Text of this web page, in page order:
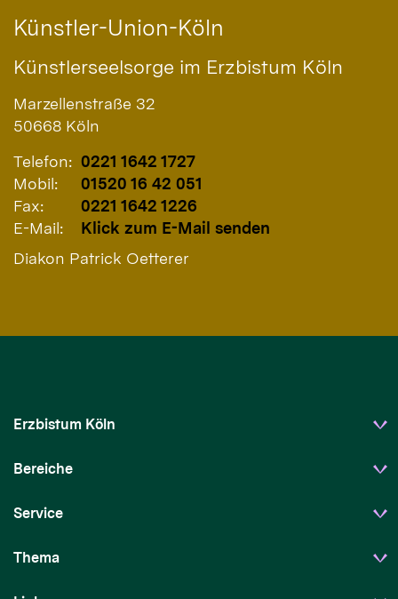
Künstler-Union-Köln
Künstlerseelsorge im Erzbistum Köln
Marzellenstraße 32
50668 Köln
Telefon: 0221 1642 1727
Mobil:
01520 16 42 051
Fax:
0221 1642 1226
E-Mail:
Klick zum E-Mail senden
Diakon Patrick Oetterer
Erzbistum Köln
Bereiche
Service
Thema